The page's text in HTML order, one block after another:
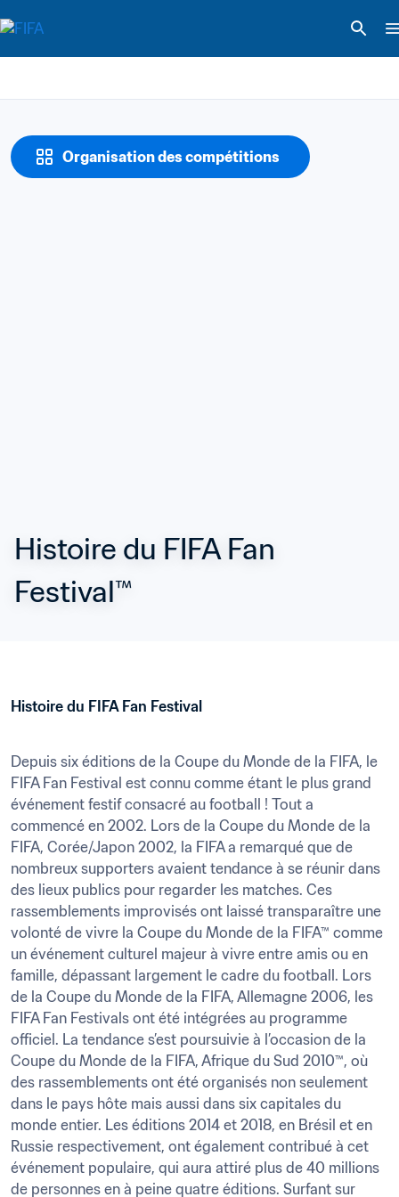
Organisation des compétitions
Histoire du FIFA Fan
Festival™
Histoire du FIFA Fan Festival
Depuis six éditions de la Coupe du Monde de la FIFA, le
FIFA Fan Festival est connu comme étant le plus grand
événement festif consacré au football ! Tout a
commencé en 2002. Lors de la Coupe du Monde de la
FIFA, Corée/Japon 2002, la FIFA a remarqué que de
nombreux supporters avaient tendance à se réunir dans
des lieux publics pour regarder les matches. Ces
rassemblements improvisés ont laissé transparaître une
volonté de vivre la Coupe du Monde de la FIFA™ comme
un événement culturel majeur à vivre entre amis ou en
famille, dépassant largement le cadre du football. Lors
de la Coupe du Monde de la FIFA, Allemagne 2006, les
FIFA Fan Festivals ont été intégrées au programme
officiel. La tendance s’est poursuivie à l’occasion de la
Coupe du Monde de la FIFA, Afrique du Sud 2010™, où
des rassemblements ont été organisés non seulement
dans le pays hôte mais aussi dans six capitales du
monde entier. Les éditions 2014 et 2018, en Brésil et en
Russie respectivement, ont également contribué à cet
événement populaire, qui aura attiré plus de 40 millions
de personnes en à peine quatre éditions. Surfant sur